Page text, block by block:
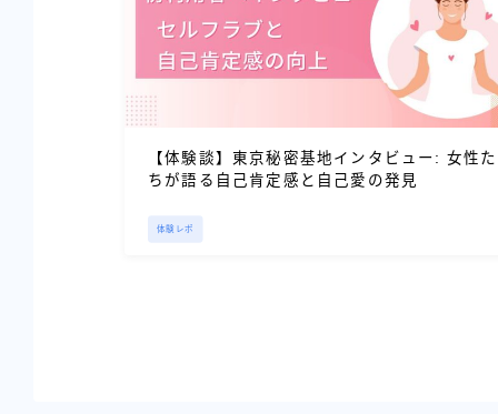
【体験談】東京秘密基地インタビュー: 女性た
ちが語る自己肯定感と自己愛の発見
体験レポ